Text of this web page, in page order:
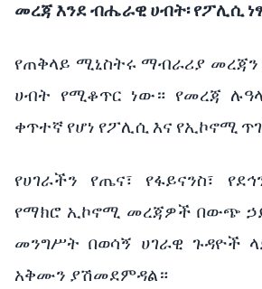
መረጃእንደብሔራዊ ሀብት፡ የፖሊሲ
የጠቅላይ ሚኒስትሩ ማብራሪያ መረጃን
ሀብት
የሚቆጥር ነው። የመረጃ
ቀጥተኛ የሆነ የፖሊሲእና የኢኮኖሚ
የሀገራችን የጤና፣ የፋይናንስ፣
የማክሮ ኢኮኖሚ መረጃዎች በውጭ
መንግሥት በወሳኝ ሀገራዊ ጉዳዮች
አቅሙን ያሽመደምዳል።